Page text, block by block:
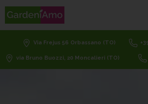
Via Frejus 56 Orbassano (TO)
via Bruno Buozzi, 20 Moncalieri (TO)